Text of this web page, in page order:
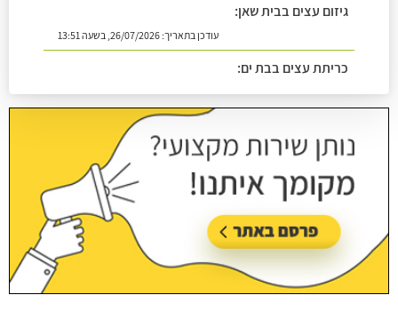
גיזום עצים בבית שאן:
עודכן בתאריך:26/07/2026, בשעה 13:51
כריתת עצים בבת ים:
עודכן בתאריך:26/07/2026, בשעה 14:08